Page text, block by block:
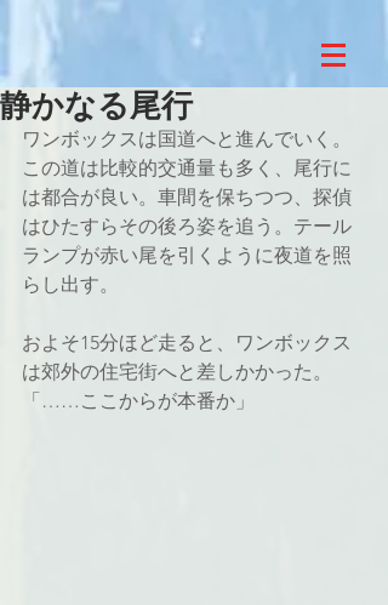
静かなる尾行
ワンボックスは国道へと進んでいく。
この道は比較的交通量も多く、尾行に
は都合が良い。車間を保ちつつ、探偵
はひたすらその後ろ姿を追う。テール
ランプが赤い尾を引くように夜道を照
らし出す。
およそ15分ほど走ると、ワンボックス
は郊外の住宅街へと差しかかった。
「……ここからが本番か」